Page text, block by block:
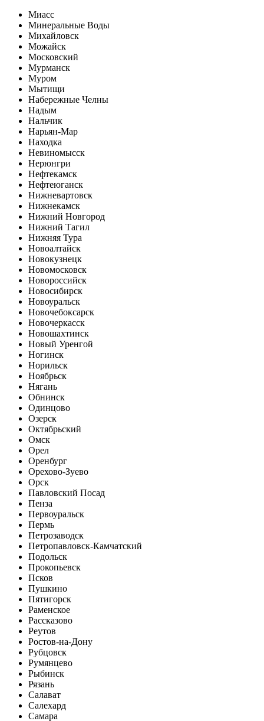
Миасс
Минеральные Воды
Михайловск
Можайск
Московский
Мурманск
Муром
Мытищи
Набережные Челны
Надым
Нальчик
Нарьян-Мар
Находка
Невиномысск
Нерюнгри
Нефтекамск
Нефтеюганск
Нижневартовск
Нижнекамск
Нижний Новгород
Нижний Тагил
Нижняя Тура
Новоалтайск
Новокузнецк
Новомосковск
Новороссийск
Новосибирск
Новоуральск
Новочебоксарск
Новочеркасск
Новошахтинск
Новый Уренгой
Ногинск
Норильск
Ноябрьск
Нягань
Обнинск
Одинцово
Озерск
Октябрьский
Омск
Орел
Оренбург
Орехово-Зуево
Орск
Павловский Посад
Пенза
Первоуральск
Пермь
Петрозаводск
Петропавловск-Камчатский
Подольск
Прокопьевск
Псков
Пушкино
Пятигорск
Раменское
Рассказово
Реутов
Ростов-на-Дону
Рубцовск
Румянцево
Рыбинск
Рязань
Салават
Салехард
Самара